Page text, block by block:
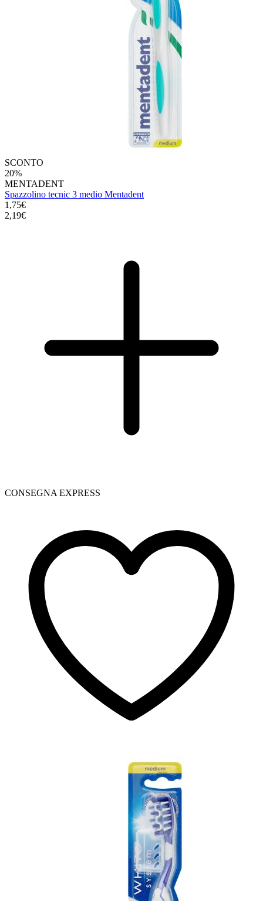
SCONTO
20%
MENTADENT
Spazzolino tecnic 3 medio Mentadent
1,75€
2,19€
CONSEGNA EXPRESS